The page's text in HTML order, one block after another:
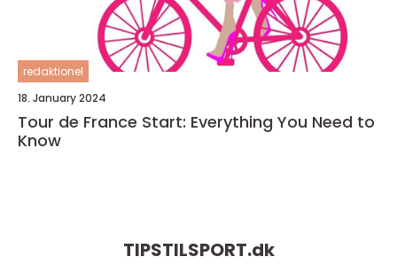
redaktionel
18. January 2024
Tour de France Start: Everything You Need to
Know
TIPSTILSPORT.dk